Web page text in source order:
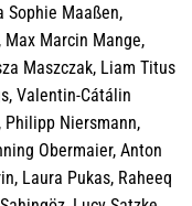
Sophie Maaßen,
Marcin Mange,
Maszczak, Liam Titus
Valentin-Cátálin
Philipp Niersmann,
Obermaier, Anton
Laura Pukas, Raheeq